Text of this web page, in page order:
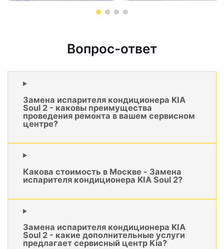
Вопрос-ответ
Замена испарителя кондиционера KIA
Soul 2 - каковы преимущества
проведения ремонта в вашем сервисном
центре?
Какова стоимость в Москве - Замена
испарителя кондиционера KIA Soul 2?
Замена испарителя кондиционера KIA
Soul 2 - какие дополнительные услуги
предлагает сервисный центр Kia?